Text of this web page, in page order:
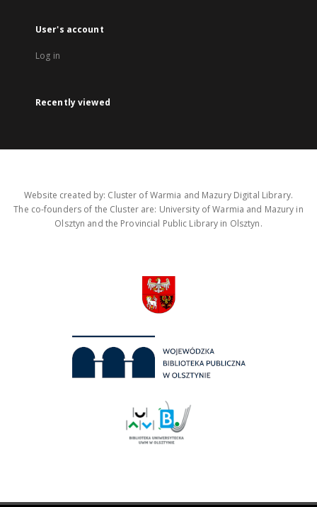
User's account
Log in
Recently viewed
Website created by: Cluster of Warmia and Mazury Digital Library.
The co-founders of the Cluster are: University of Warmia and Mazury in
Olsztyn and the Provincial Public Library in Olsztyn.